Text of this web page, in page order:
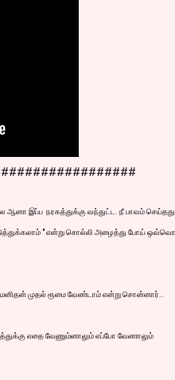
இப்ப நரகத்துக்கு வந்துட்ட. நீ பாவம்
" என்று சொல்லி அழைத்து போய்
மனிதன் முதல் ரூமை வேண்டாம் என்று சொன்னார்..
எதை வேணும்னாலும் எப்போ வேணாலும்